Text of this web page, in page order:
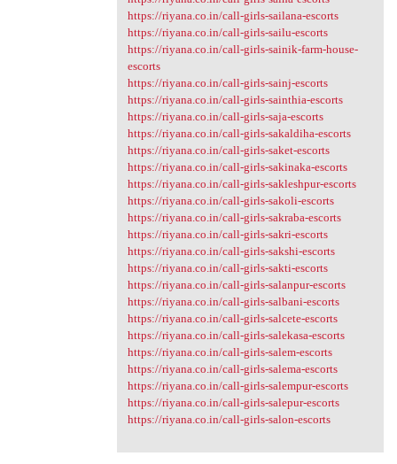
https://riyana.co.in/call-girls-sailana-escorts
https://riyana.co.in/call-girls-sailu-escorts
https://riyana.co.in/call-girls-sainik-farm-house-
escorts
https://riyana.co.in/call-girls-sainj-escorts
https://riyana.co.in/call-girls-sainthia-escorts
https://riyana.co.in/call-girls-saja-escorts
https://riyana.co.in/call-girls-sakaldiha-escorts
https://riyana.co.in/call-girls-saket-escorts
https://riyana.co.in/call-girls-sakinaka-escorts
https://riyana.co.in/call-girls-sakleshpur-escorts
https://riyana.co.in/call-girls-sakoli-escorts
https://riyana.co.in/call-girls-sakraba-escorts
https://riyana.co.in/call-girls-sakri-escorts
https://riyana.co.in/call-girls-sakshi-escorts
https://riyana.co.in/call-girls-sakti-escorts
https://riyana.co.in/call-girls-salanpur-escorts
https://riyana.co.in/call-girls-salbani-escorts
https://riyana.co.in/call-girls-salcete-escorts
https://riyana.co.in/call-girls-salekasa-escorts
https://riyana.co.in/call-girls-salem-escorts
https://riyana.co.in/call-girls-salema-escorts
https://riyana.co.in/call-girls-salempur-escorts
https://riyana.co.in/call-girls-salepur-escorts
https://riyana.co.in/call-girls-salon-escorts